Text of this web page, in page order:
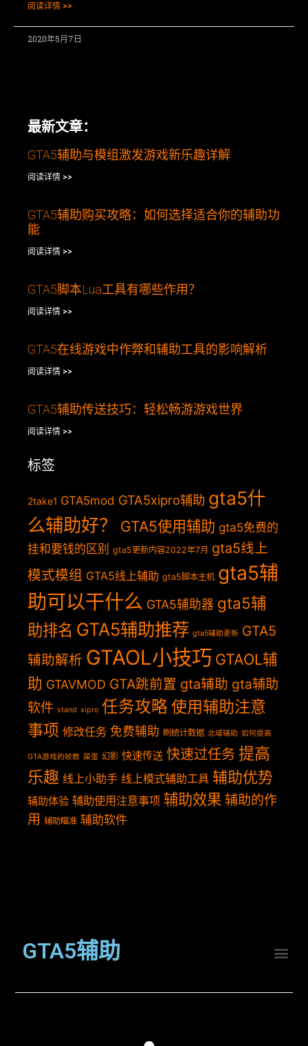
阅读详情 >>
2020年5月7日
最新文章：
GTA5辅助与模组激发游戏新乐趣详解
阅读详情 >>
GTA5辅助购买攻略：如何选择适合你的辅助功
能
阅读详情 >>
GTA5脚本Lua工具有哪些作用？
阅读详情 >>
GTA5在线游戏中作弊和辅助工具的影响解析
阅读详情 >>
GTA5辅助传送技巧：轻松畅游游戏世界
阅读详情 >>
标签
2take1 GTA5mod GTA5xipro辅助 gta5什
么辅助好？
GTA5使用辅助 gta5免费的
挂和要钱的区别
gta5更新内容2022年7月 gta5线上
模式模组 GTA5线上辅助 gta5脚本主机 gta5辅
助可以干什么 GTA5辅助器 gta5辅
助排名 GTA5辅助推荐 gta5辅助更新 GTA5
辅助解析 GTAOL小技巧 GTAOL辅
助 GTAVMOD GTA跳前置 gta辅助 gta辅助
软件 stand xipro 任务攻略 使用辅助注意
事项 修改任务 免费辅助 刷统计数据 北域辅助 如何提高
GTA游戏的帧数 屎蛋 幻影 快速传送 快速过任务 提高
乐趣 线上小助手 线上模式辅助工具 辅助优势
辅助体验 辅助使用注意事项 辅助效果 辅助的作
用 辅助瞄准 辅助软件
GTA5辅助